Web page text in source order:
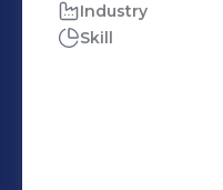
Industry
Skill